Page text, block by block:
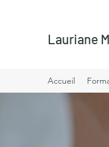
Lauriane
Accueil